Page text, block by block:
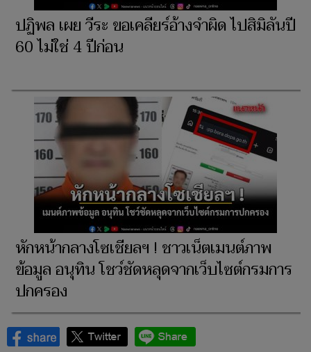
ปฏิพล เผย วีระ ขอเคลียร์อ้างจำผิด ไปสิมิลันปี
60 ไม่ใช่ 4 ปีก่อน
หักหน้ากลางโซเชียลฯ ! ชาวเน็ตเมนต์ภาพ
ข้อมูล อนุทิน โชว์ชัดหลุดจากเว็บไซต์กรมการ
ปกครอง